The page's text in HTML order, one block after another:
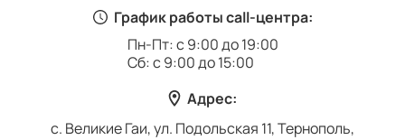
График работы call-центра:
Пн-Пт: с 9:00 до 19:00
Сб: с 9:00 до 15:00
Адрес:
с. Великие Гаи, ул. Подольская 11, Тернополь,